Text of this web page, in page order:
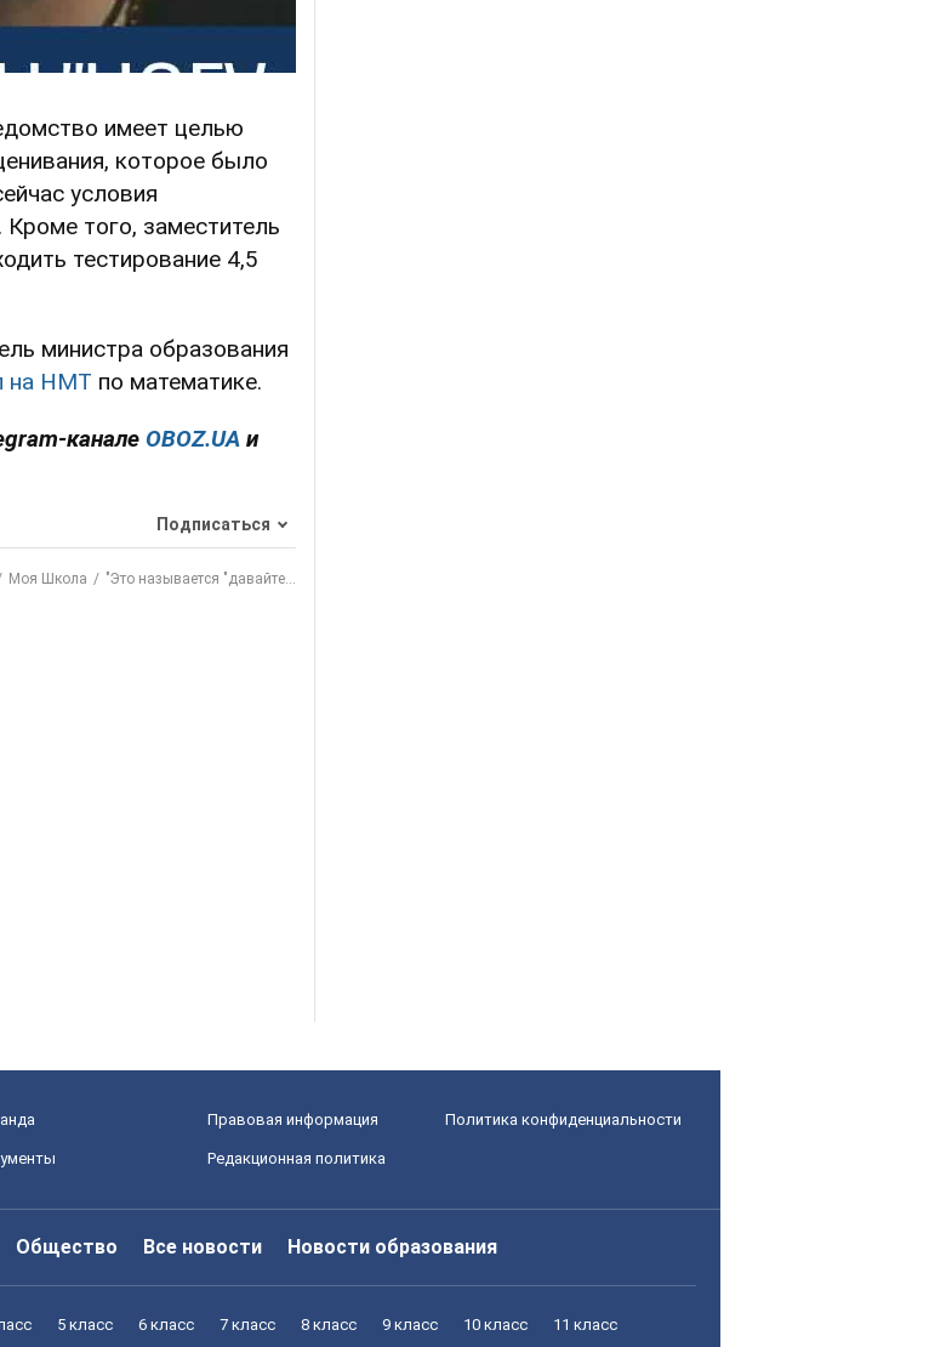
имеет целью
которое было
условия
того, заместитель
тестирование 4,5
министра образования
на НМТ по математике.
канале OBOZ.UA и
Подписаться
Моя Школа "Это называется "давайте...
Правовая информация Политика конфиденциальности
Редакционная политика
Общество Все новости Новости образования
5 класс 6 класс 7 класс 8 класс 9 класс 10 класс 11 класс